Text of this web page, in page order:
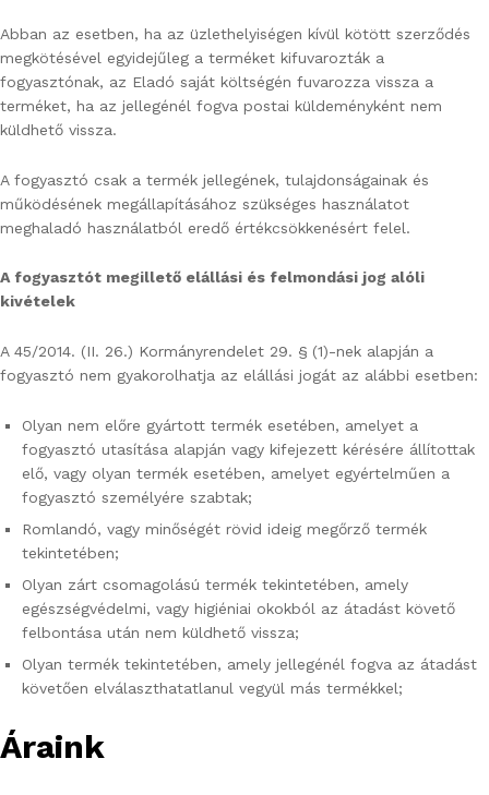
Abban az esetben, ha az üzlethelyiségen kívül kötött szerződés
megkötésével egyidejűleg a terméket kifuvarozták a
fogyasztónak, az Eladó saját költségén fuvarozza vissza a
terméket, ha az jellegénél fogva postai küldeményként nem
küldhető vissza.
A fogyasztó csak a termék jellegének, tulajdonságainak és
működésének megállapításához szükséges használatot
meghaladó használatból eredő értékcsökkenésért felel.
A fogyasztót megillető elállási és felmondási jog alóli
kivételek
A 45/2014. (II. 26.) Kormányrendelet 29. § (1)-nek alapján a
fogyasztó nem gyakorolhatja az elállási jogát az alábbi esetben:
Olyan nem előre gyártott termék esetében, amelyet a
fogyasztó utasítása alapján vagy kifejezett kérésére állítottak
elő, vagy olyan termék esetében, amelyet egyértelműen a
fogyasztó személyére szabtak;
Romlandó, vagy minőségét rövid ideig megőrző termék
tekintetében;
Olyan zárt csomagolású termék tekintetében, amely
egészségvédelmi, vagy higiéniai okokból az átadást követő
felbontása után nem küldhető vissza;
Olyan termék tekintetében, amely jellegénél fogva az átadást
követően elválaszthatatlanul vegyül más termékkel;
Áraink